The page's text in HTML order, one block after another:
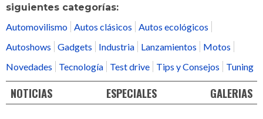
siguientes categorías:
Automovilismo Autos clásicos
Autos ecológicos
Autoshows
Gadgets Industria Lanzamientos
Motos
Novedades
Tecnología Test drive Tips y Consejos Tuning
NOTICIAS ESPECIALES GALERIAS